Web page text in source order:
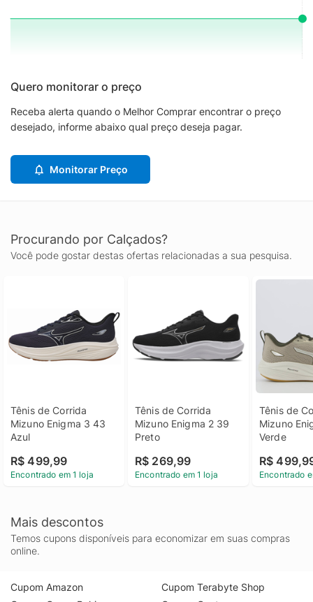
Quero monitorar o preço
Receba alerta quando o Melhor Comprar encontrar o preço
desejado, informe abaixo qual preço deseja pagar.
Monitorar Preço
Procurando por Calçados?
Você pode gostar destas ofertas relacionadas a sua pesquisa.
Tênis de Corrida
Mizuno Enigma 3 43
Azul
R$ 499,99
Encontrado em 1 loja
Tênis de Corrida
Mizuno Enigma 2 39
Preto
R$ 269,99
Encontrado em 1 loja
Tênis de
Mizuno
Verde
R$
Encontrado
Mais descontos
Temos cupons disponíveis para economizar em suas compras
online.
Cupom Amazon
Cupom Terabyte Shop